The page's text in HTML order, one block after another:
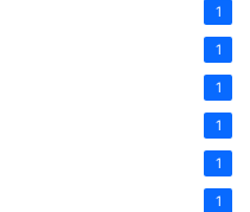
1
1
1
1
1
1